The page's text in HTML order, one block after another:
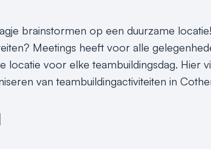
brainstormen op een duurzame
Meetings heeft voor alle
locatie voor elke teambuildingsdag. Hier
van teambuildingactiviteiten in